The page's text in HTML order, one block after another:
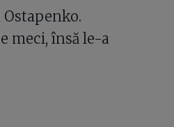
meci, însă le-a